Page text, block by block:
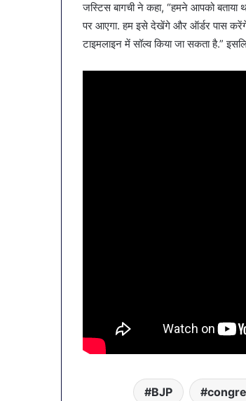
जस्टिस बागची ने कहा, “हमने आपको
पर आएगा. हम इसे देखेंगे और ऑर्डर पास करेंगे.
टाइमलाइन में सॉल्व किया जा सकता है.”
BJP